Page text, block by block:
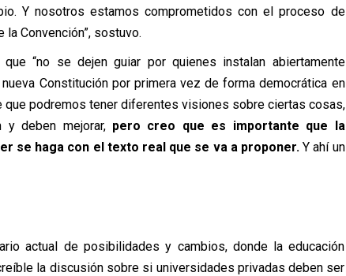
Y nosotros estamos comprometidos con el proceso de
Convención”, sostuvo.
“no se dejen guiar por quienes instalan abiertamente
Constitución por primera vez de forma democrática en
que podremos tener diferentes visiones sobre ciertas cosas,
deben mejorar, pero creo que es importante que la
se haga con el texto real que se va a proponer.Y ahí un
actual de posibilidades y cambios, donde la educación
la discusión sobre si universidades privadas deben ser